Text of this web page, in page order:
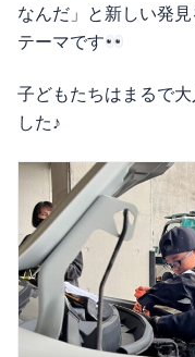
なんだ」と新しい発
テーマです
子どもたちはまるで
した♪